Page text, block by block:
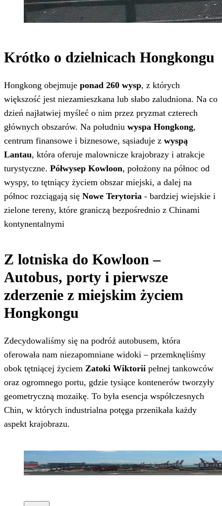
Krótko o dzielnicach Hongkongu
Hongkong obejmuje ponad 260 wysp, z których
większość jest niezamieszkana lub słabo zaludniona. Na co
dzień najłatwiej myśleć o nim przez pryzmat czterech
głównych obszarów. Na południu wyspa Hongkong,
centrum finansowe i biznesowe, sąsiaduje z wyspą
Lantau, która oferuje malownicze krajobrazy i atrakcje
turystyczne. Półwysep Kowloon, położony na północ od
wyspy, to tętniący życiem obszar miejski, a dalej na
północ rozciągają się Nowe Terytoria - bardziej wiejskie i
zielone tereny, które graniczą bezpośrednio z Chinami
kontynentalnymi
Z lotniska do Kowloon –
Autobus, porty i pierwsze
zderzenie z miejskim życiem
Hongkongu
Zdecydowaliśmy się na podróż autobusem, która
oferowała nam niezapomniane widoki – przemknęliśmy
obok tętniącej życiem Zatoki Wiktorii pełnej tankowców
oraz ogromnego portu, gdzie tysiące kontenerów tworzyły
geometryczną mozaikę. To była esencja współczesnych
Chin, w których industrialna potęga przenikała każdy
aspekt krajobrazu.